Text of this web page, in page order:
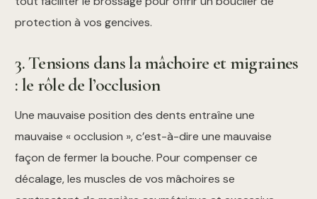
protection à vos gencives.
3. Tensions dans la mâchoire et migraines
: le rôle de l’occlusion
Une mauvaise position des dents entraîne une
mauvaise « occlusion », c’est-à-dire une mauvaise
façon de fermer la bouche. Pour compenser ce
décalage, les muscles de vos mâchoires se